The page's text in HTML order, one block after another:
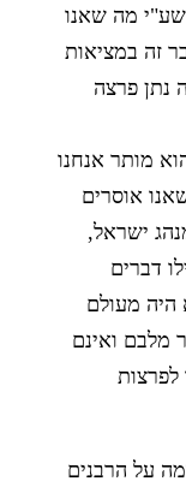
שע"י מה שאנו
זה במציאות
נתן פרצה
מותר אנחנו
אוסרים
ישראל,
דברים
מעולם
מלבם ואינם
לפרצות
על הרבנים